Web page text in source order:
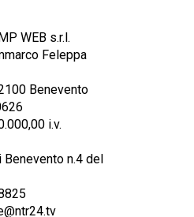
WEB s.r.l.
Feleppa
Benevento
i.v.
Benevento n.4 del